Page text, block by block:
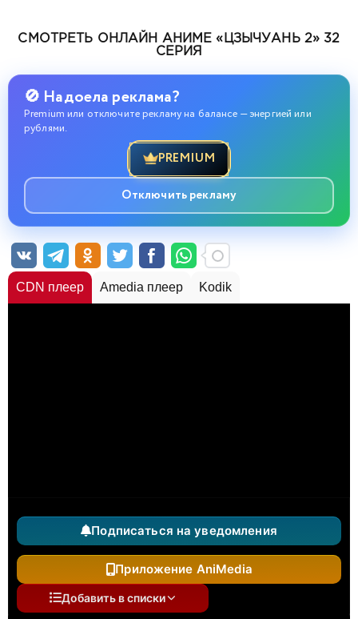
СМОТРЕТЬ ОНЛАЙН АНИМЕ «ЦЗЫЧУАНЬ 2» 32
СЕРИЯ
🚫 Надоела реклама?
Premium или отключите рекламу на балансе — энергией или
рублями.
PREMIUM
Отключить рекламу
CDN плеер Amedia плеер Kodik
Подписаться на уведомления
Приложение AniMedia
Добавить в списки